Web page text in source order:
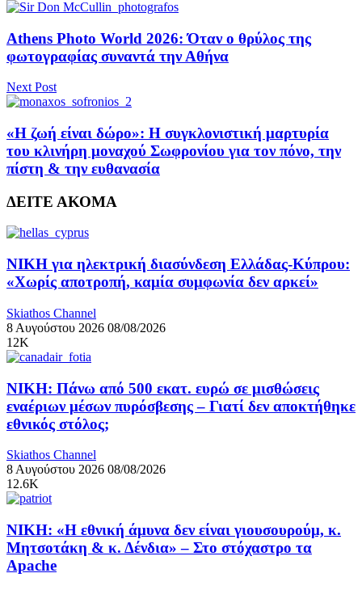
Athens Photo World 2026: Όταν ο θρύλος της
φωτογραφίας συναντά την Αθήνα
Next Post
«Η ζωή είναι δώρο»: Η συγκλονιστική μαρτυρία
του κλινήρη μοναχού Σωφρονίου για τον πόνο, την
πίστη & την ευθανασία
ΔΕΙΤΕ ΑΚΟΜΑ
ΝΙΚΗ για ηλεκτρική διασύνδεση Ελλάδας-Κύπρου:
«Χωρίς αποτροπή, καμία συμφωνία δεν αρκεί»
Skiathos Channel
8 Αυγούστου 2026 08/08/2026
12K
ΝΙΚΗ: Πάνω από 500 εκατ. ευρώ σε μισθώσεις
εναέριων μέσων πυρόσβεσης – Γιατί δεν αποκτήθηκε
εθνικός στόλος;
Skiathos Channel
8 Αυγούστου 2026 08/08/2026
12.6K
ΝΙΚΗ: «Η εθνική άμυνα δεν είναι γιουσουρούμ, κ.
Μητσοτάκη & κ. Δένδια» – Στο στόχαστρο τα
Apache